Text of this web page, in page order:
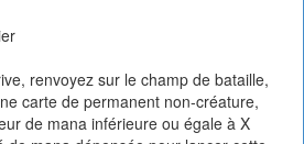
renvoyez sur le champ de bataille,
carte de permanent non-créature,
de mana inférieure ou égale à X